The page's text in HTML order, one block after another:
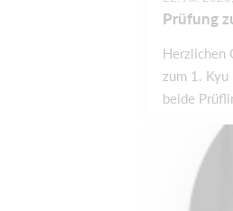
Prüfung
Herzlichen
zum 1.
beide